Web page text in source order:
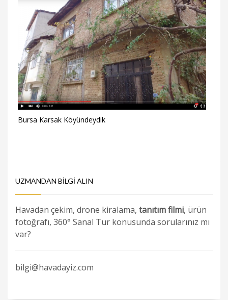
Bursa Karsak Köyündeydik
UZMANDAN BILGI ALIN
Havadan çekim, drone kiralama, tanıtım filmi, ürün
fotoğrafı, 360° Sanal Tur konusunda sorularınız mı
var?
bilgi@havadayiz.com